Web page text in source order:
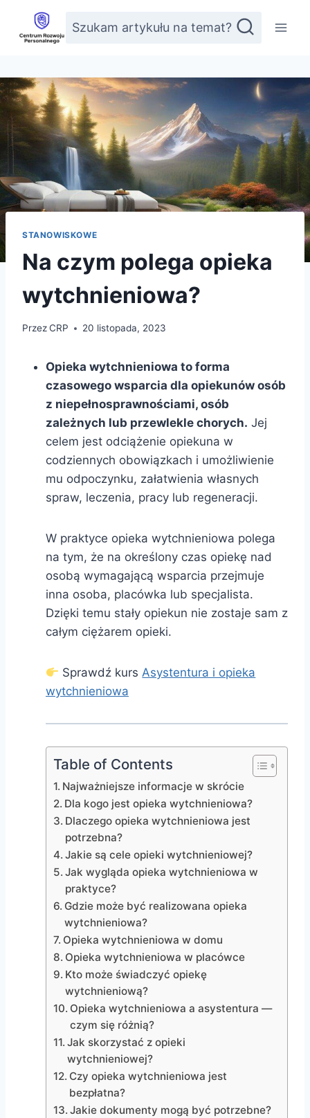
Przejdź
treści
Szukam artykułu na temat?
STANOWISKOWE
Na czym polega opieka
wytchnieniowa?
PrzezCRP 20 listopada, 2023
Opieka wytchnieniowa to forma
czasowego wsparcia dla opiekunów osób
z niepełnosprawnościami, osób
zależnych lub przewlekle chorych. Jej
celem jest odciążenie opiekuna w
codziennych obowiązkach i umożliwienie
mu odpoczynku, załatwienia własnych
spraw, leczenia, pracy lub regeneracji.
W praktyce opieka wytchnieniowa polega
na tym, że na określony czas opiekę nad
osobą wymagającą wsparcia przejmuje
inna osoba, placówka lub specjalista.
Dzięki temu stały opiekun nie zostaje sam z
całym ciężarem opieki.
Sprawdź kursAsystentura i opieka
wytchnieniowa
Table of Contents
Najważniejsze informacje w skrócie
Dla kogo jest opieka wytchnieniowa?
Dlaczego opieka wytchnieniowa jest
potrzebna?
Jakie są cele opieki wytchnieniowej?
Jak wygląda opieka wytchnieniowa w
praktyce?
Gdzie może być realizowana opieka
wytchnieniowa?
Opieka wytchnieniowa w domu
Opieka wytchnieniowa w placówce
Kto może świadczyć opiekę
wytchnieniową?
Opieka wytchnieniowa a asystentura —
czym się różnią?
Jak skorzystać z opieki
wytchnieniowej?
Czy opieka wytchnieniowa jest
bezpłatna?
Jakie dokumenty mogą być potrzebne?